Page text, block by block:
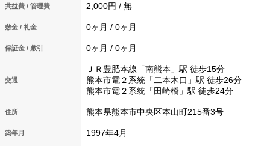
共益費 / 管理費 2,000円 / 無
敷金 / 礼金 0ヶ月 / 0ヶ月
保証金 / 敷引 0ヶ月 / 0ヶ月
交通
ＪＲ豊肥本線「南熊本」駅 徒歩15分
熊本市電２系統「二本木口」駅 徒歩26分
熊本市電２系統「田崎橋」駅 徒歩24分
住所 熊本県熊本市中央区本山町215番3号
築年月 1997年4月